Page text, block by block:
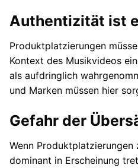
Authentizität ist
Produktplatzierungen
Kontext des Musikvideos
als aufdringlich
und Marken müssen hier
Gefahr der
Wenn
dominant in Erscheinung